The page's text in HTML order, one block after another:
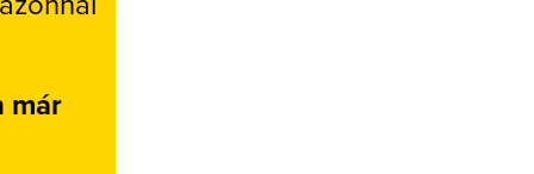
már